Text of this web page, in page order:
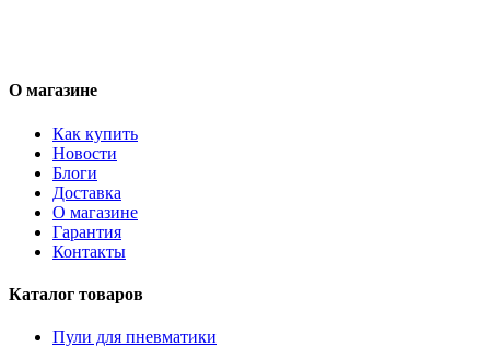
О магазине
Как купить
Новости
Блоги
Доставка
О магазине
Гарантия
Контакты
Каталог товаров
Пули для пневматики